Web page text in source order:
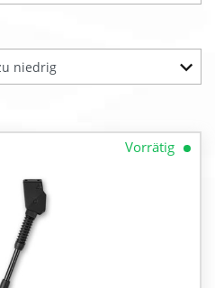
niedrig
Vorrätig